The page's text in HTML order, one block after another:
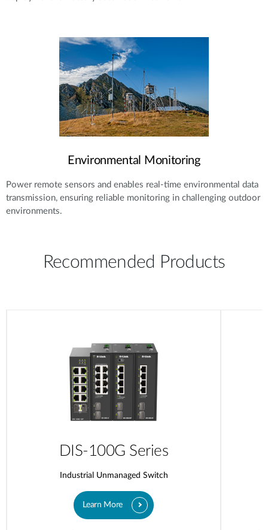
Environmental Monitoring
Power remote sensors and enables real-time environmental data
transmission, ensuring reliable monitoring in challenging outdoor
environments.
Recommended Products
DIS-100G Series
Industrial Unmanaged Switch
Learn More